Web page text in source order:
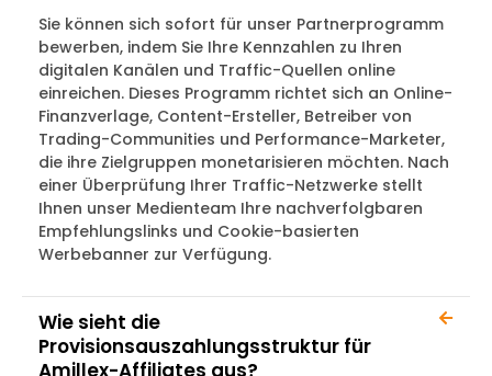
Sie können sich sofort für unser Partnerprogramm
bewerben, indem Sie Ihre Kennzahlen zu Ihren
digitalen Kanälen und Traffic-Quellen online
einreichen. Dieses Programm richtet sich an Online-
Finanzverlage, Content-Ersteller, Betreiber von
Trading-Communities und Performance-Marketer,
die ihre Zielgruppen monetarisieren möchten. Nach
einer Überprüfung Ihrer Traffic-Netzwerke stellt
Ihnen unser Medienteam Ihre nachverfolgbaren
Empfehlungslinks und Cookie-basierten
Werbebanner zur Verfügung.
Wie sieht die
Provisionsauszahlungsstruktur für
Amillex-Affiliates aus?